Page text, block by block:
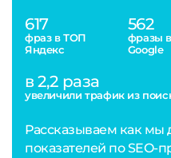
617
фраз в ТОП
Яндекс
562
фразы
Google
в 2,2 раза
увеличили трафик из
Рассказываем как мы
показателей по